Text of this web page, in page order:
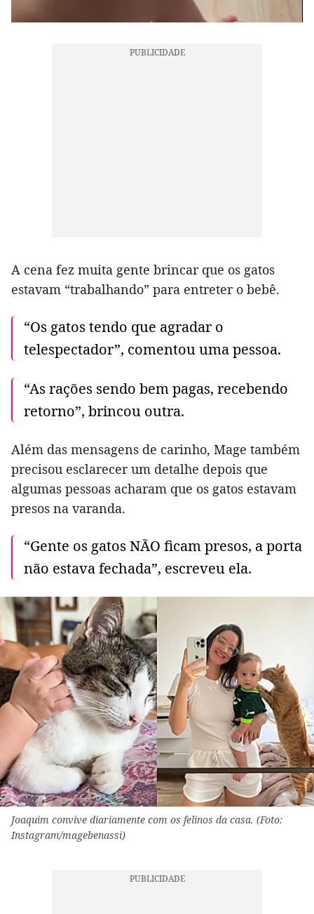
A cena fez muita gente brincar que os gatos
estavam “trabalhando” para entreter o bebê.
“Os gatos tendo que agradar o
telespectador”, comentou uma pessoa.
“As rações sendo bem pagas, recebendo
retorno”, brincou outra.
Além das mensagens de carinho, Mage também
precisou esclarecer um detalhe depois que
algumas pessoas acharam que os gatos estavam
presos na varanda.
“Gente os gatos NÃO ficam presos, a porta
não estava fechada”, escreveu ela.
Joaquim convive diariamente com os felinos da casa. (Foto:
Instagram/magebenassi)